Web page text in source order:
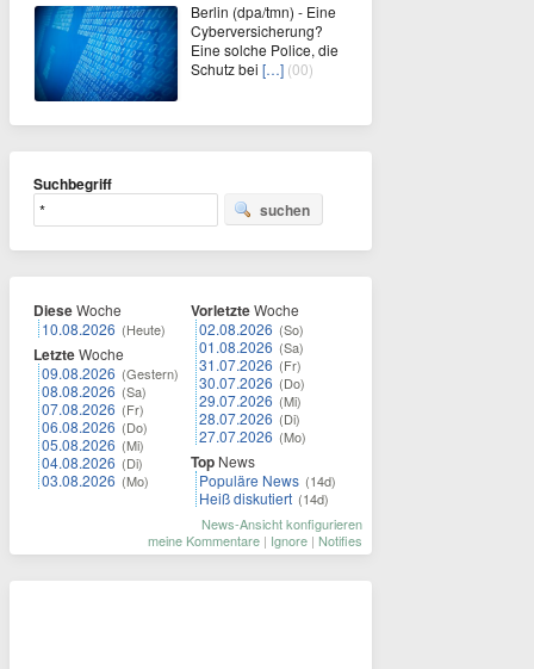
Berlin (dpa/tmn) - Eine
Cyberversicherung?
Eine solche Police, die
Schutz bei […] (00)
Suchbegriff
suchen
DieseWoche
10.08.2026 (Heute)
LetzteWoche
09.08.2026 (Gestern)
08.08.2026 (Sa)
07.08.2026 (Fr)
06.08.2026 (Do)
05.08.2026 (Mi)
04.08.2026 (Di)
03.08.2026 (Mo)
VorletzteWoche
02.08.2026 (So)
01.08.2026 (Sa)
31.07.2026 (Fr)
30.07.2026 (Do)
29.07.2026 (Mi)
28.07.2026 (Di)
27.07.2026 (Mo)
Top News
Populäre News (14d)
Heiß diskutiert (14d)
News-Ansicht konfigurieren
meine Kommentare | Ignore | Notifies